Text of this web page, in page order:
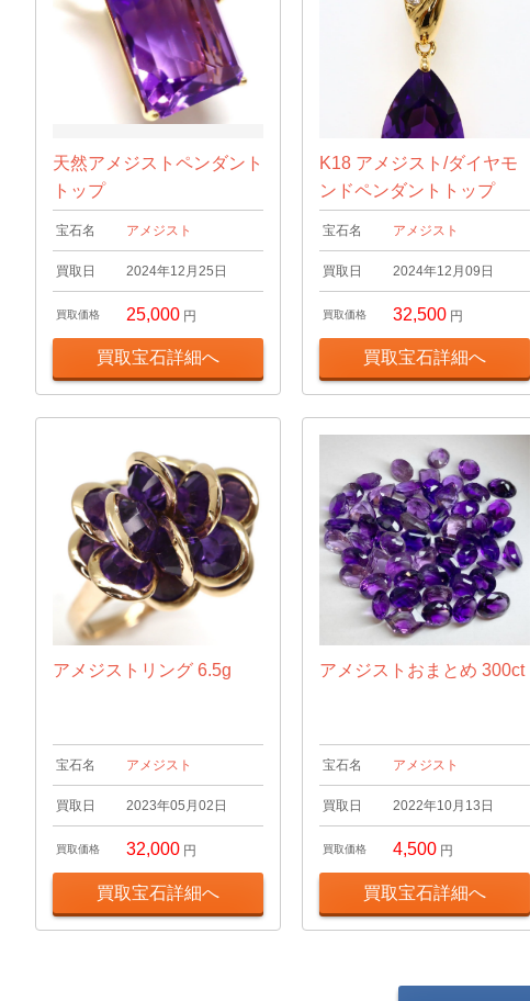
天然アメジストペンダント
トップ
宝石名 アメジスト
買取日 2024年12月25日
買取価格 25,000 円
買取宝石詳細へ
K18 アメジスト/ダイヤモ
ンドペンダントトップ
宝石名 アメジスト
買取日 2024年12月09日
買取価格 32,500 円
買取宝石詳細へ
アメジストリング 6.5g
宝石名 アメジスト
買取日 2023年05月02日
買取価格 32,000 円
買取宝石詳細へ
アメジストおまとめ 300ct
宝石名 アメジスト
買取日 2022年10月13日
買取価格 4,500 円
買取宝石詳細へ